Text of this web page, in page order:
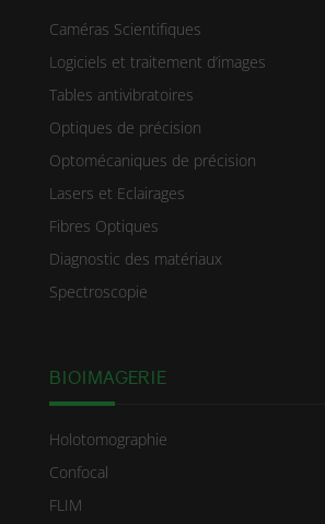
Caméras Scientifiques
Logiciels et traitement d’images
Tables antivibratoires
Optiques de précision
Optomécaniques de précision
Lasers et Eclairages
Fibres Optiques
Diagnostic des matériaux
Spectroscopie
BIOIMAGERIE
Holotomographie
Confocal
FLIM